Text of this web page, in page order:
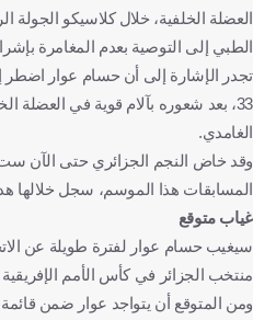
العضلة الخلفية، خلال كلاسيكو الجولة
الطبي إلى التوصية بعدم المغامرة
تجدر الإشارة إلى أن حسام عوار اضطر
33، بعد شعوره بآلام قوية في العضلة
الغامدي.
وقد خاض النجم الجزائري حتى الآن
المسابقات هذا الموسم، سجل خلالها
غياب متوقع
سيغيب حسام عوار لفترة طويلة عن
منتخب الجزائر في كأس الأمم الإفريقية
ومن المتوقع أن يتواجد عوار ضمن